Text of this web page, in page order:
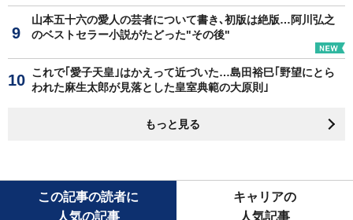
山本五十六の愛人の芸者について書き､初版は絶版…阿川弘之
のベストセラー小説がたどった"その後"
これで｢愛子天皇｣はかえって近づいた…島田裕巳｢野望にとら
われた麻生太郎が見落とした皇室典範の大原則｣
もっと見る
この記事の読者に
人気の記事
キャリアの
人気記事